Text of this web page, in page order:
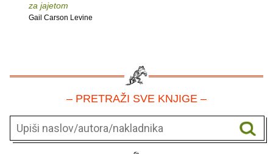
za jajetom
Gail Carson Levine
– PRETRAŽI SVE KNJIGE –